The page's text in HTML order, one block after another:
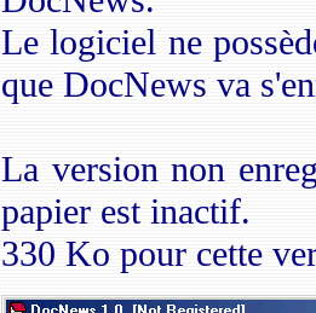
Le logiciel ne
que DocNews va
La version non
papier est inactif.
330 Ko pour cette